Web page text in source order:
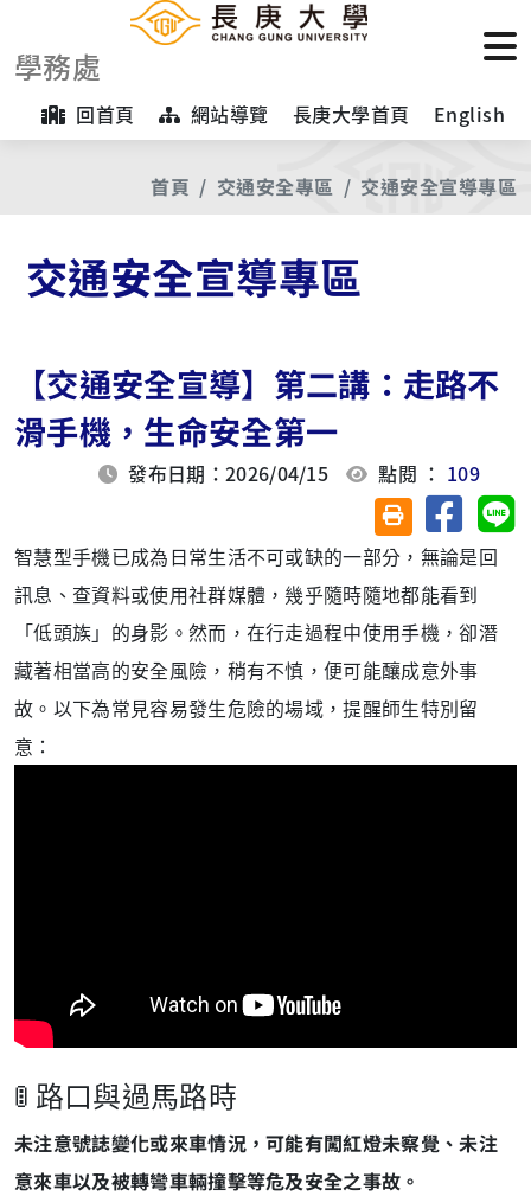
學務處
回首頁 網站導覽 長庚大學首頁 English
首頁 交通安全專區 交通安全宣導專區
交通安全宣導專區
【交通安全宣導】第二講：走路不
滑手機，生命安全第一
發布日期：2026/04/15 點閱 ： 109
友善列印(另開視
分享至
智慧型手機已成為日常生活不可或缺的一部分，無論是回
訊息、查資料或使用社群媒體，幾乎隨時隨地都能看到
「低頭族」的身影。然而，在行走過程中使用手機，卻潛
藏著相當高的安全風險，稍有不慎，便可能釀成意外事
故。以下為常見容易發生危險的場域，提醒師生特別留
意：
🚦 路口與過馬路時
未注意號誌變化或來車情況，可能有闖紅燈未察覺、未注
意來車以及被轉彎車輛撞擊等危及安全之事故。